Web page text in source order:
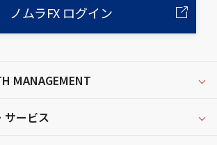
ノムラFX ログイン
MANAGEMENT
サービス